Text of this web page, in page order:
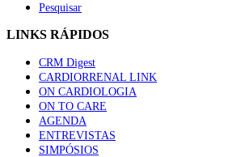
Trodelvy aprovado para primeira
elegíveis para inibidores PD-(L)1
Especialistas defendem mais
para ajudar a controlar a
57 visualizações
Pesquisar
LINKS RÁPIDOS
CRM Digest
CARDIORRENAL LINK
ON CARDIOLOGIA
ON TO CARE
AGENDA
ENTREVISTAS
SIMPÓSIOS